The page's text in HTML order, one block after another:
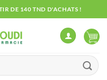
DE 140 TND D'ACHATS !